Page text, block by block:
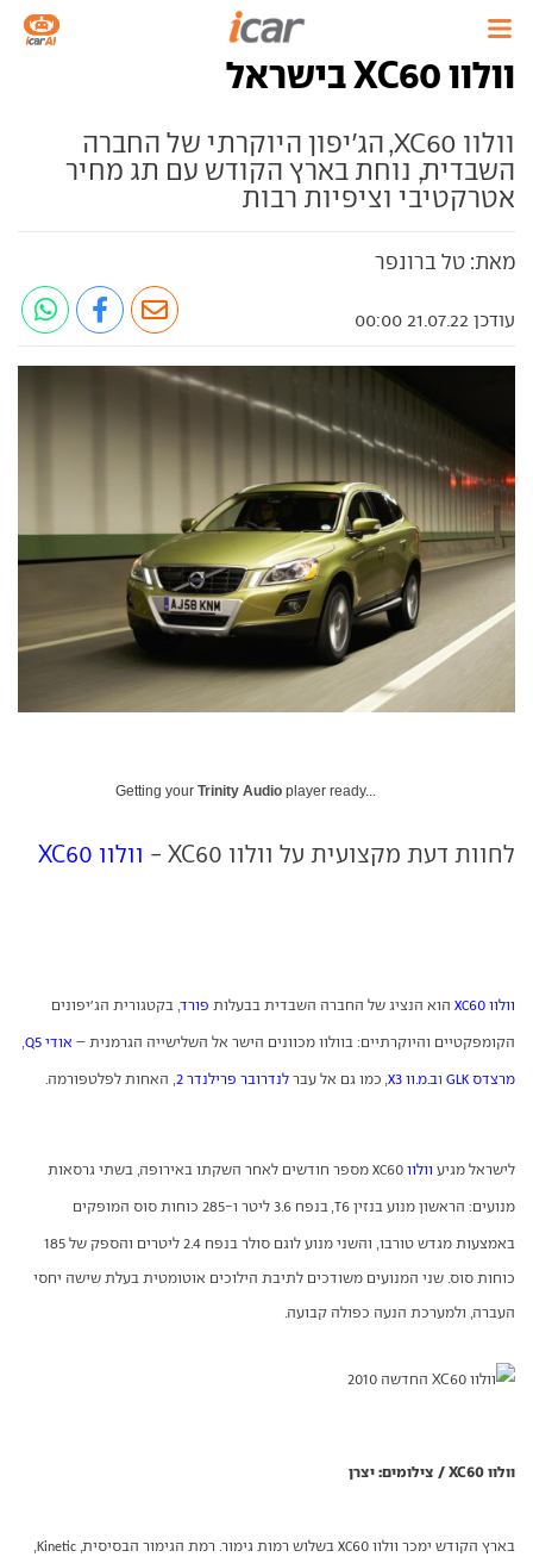
וולוו XC60 בישראל
וולוו XC60, הג'יפון היוקרתי של החברה
השבדית, נוחת בארץ הקודש עם תג מחיר
אטרקטיבי וציפיות רבות
מאת: טל ברונפר
עודכן 21.07.22 00:00
Getting your Trinity Audio player ready...
לחוות דעת מקצועית על וולוו XC60 - וולוו XC60
וולוו XC60 הוא הנציג של החברה השבדית בבעלות פורד, בקטגורית הג'יפונים
הקומפקטיים והיוקרתיים: בוולוו מכוונים הישר אל השלישייה הגרמנית – אודי Q5
מרצדס GLK וב.מ.וו X3 , כמו גם אל עבר לנדרובר פרילנדר 2 , האחות לפלטפורמה.
לישראל מגיע וולוו XC 60 מספר חודשים לאחר השקתו באירופה, בשתי גרסאות
מנועים: הראשון מנוע בנזין T 6, בנפח 3.6 ליטר ו-285 כוחות סוס המופקים
באמצעות מגדש טורבו, והשני מנוע לוגם סולר בנפח 2.4 ליטרים והספק של 185
כוחות סוס. שני המנועים משודכים לתיבת הילוכים אוטומטית בעלת שישה יחסי
העברה, ולמערכת הנעה כפולה קבועה.
וולוו XC60 / צילומים: יצרן
בארץ הקודש ימכר וולוו XC60 בשלוש רמות גימור. רמת הגימור הבסיסית, Kinetic
,